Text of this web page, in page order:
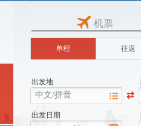
机票
单程 往返
出发地
出发日期